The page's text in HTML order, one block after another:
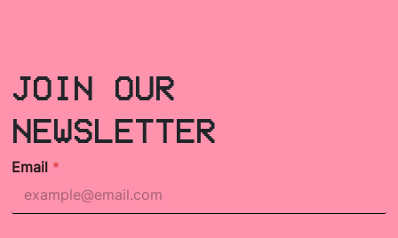
JOIN OUR
NEWSLETTER
Email *